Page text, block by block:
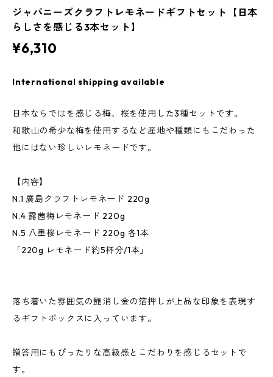
ジャパニーズクラフトレモネードギフトセット【日本
らしさを感じる3本セット】
¥6,310
International shipping available
日本ならではを感じる梅、桜を使用した3種セットです。
和歌山の希少な梅を使用するなど産地や種類にもこだわった
他にはない珍しいレモネードです。
【内容】
N.1 廣島クラフトレモネード 220g
N.4 露茜梅レモネード 220g
N.5 八重桜レモネード 220g 各1本
「220g レモネード約5杯分/1本」
落ち着いた雰囲気の艶消し金の箔押しが上品な印象を表現す
るギフトボックスに入っています。
贈答用にもぴったりな高級感とこだわりを感じるセットで
す。